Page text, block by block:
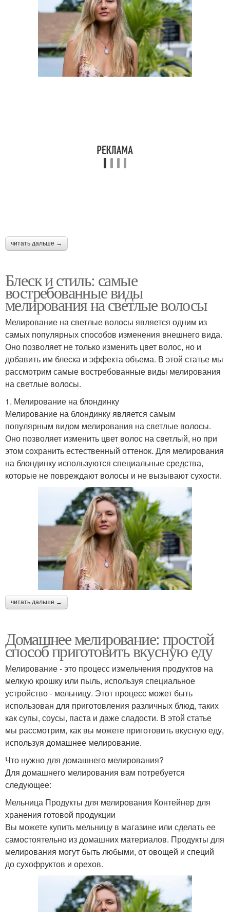
читать дальше →
Блеск и стиль: самые
востребованные виды
мелирования на светлые волосы
Мелирование на светлые волосы является одним из
самых популярных способов изменения внешнего вида.
Оно позволяет не только изменить цвет волос, но и
добавить им блеска и эффекта объема. В этой статье мы
рассмотрим самые востребованные виды мелирования
на светлые волосы.
1. Мелирование на блондинку
Мелирование на блондинку является самым
популярным видом мелирования на светлые волосы.
Оно позволяет изменить цвет волос на светлый, но при
этом сохранить естественный оттенок. Для мелирования
на блондинку используются специальные средства,
которые не повреждают волосы и не вызывают сухости.
читать дальше →
Домашнее мелирование: простой
способ приготовить вкусную еду
Мелирование - это процесс измельчения продуктов на
мелкую крошку или пыль, используя специальное
устройство - мельницу. Этот процесс может быть
использован для приготовления различных блюд, таких
как супы, соусы, паста и даже сладости. В этой статье
мы рассмотрим, как вы можете приготовить вкусную еду,
используя домашнее мелирование.
Что нужно для домашнего мелирования?
Для домашнего мелирования вам потребуется
следующее:
Мельница Продукты для мелирования Контейнер для
хранения готовой продукции
Вы можете купить мельницу в магазине или сделать ее
самостоятельно из домашних материалов. Продукты для
мелирования могут быть любыми, от овощей и специй
до сухофруктов и орехов.